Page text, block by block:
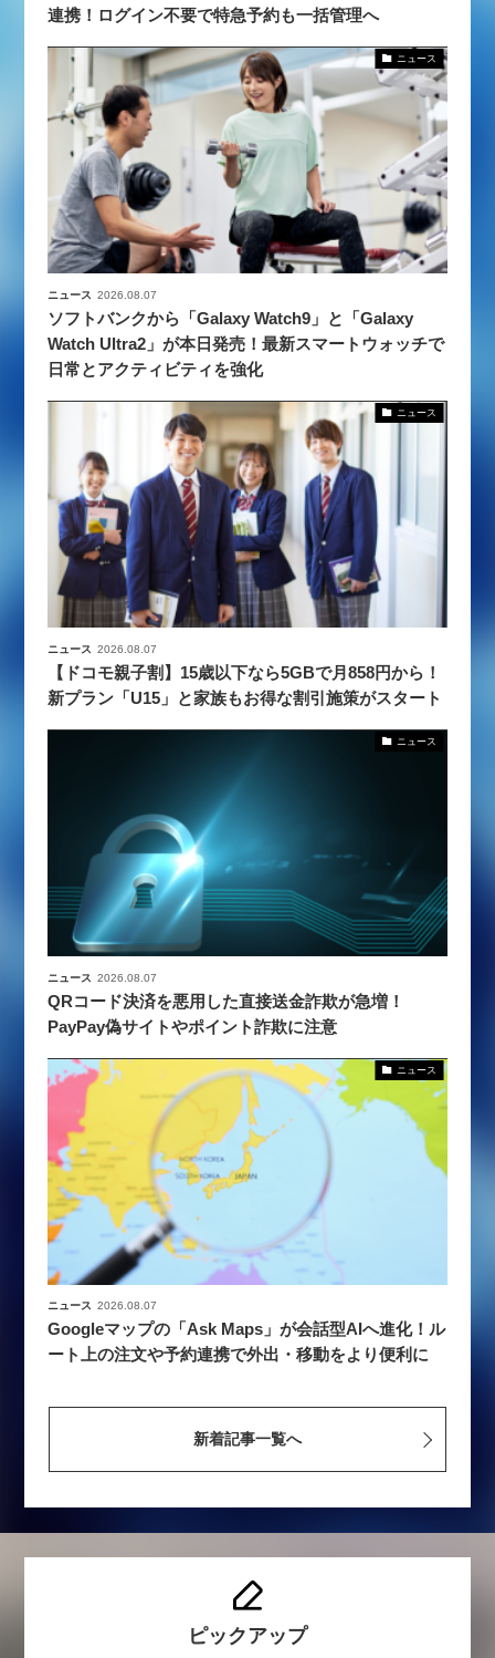
連携！ログイン不要で特急予約も一括管理へ
ニュース
ニュース 2026.08.07
ソフトバンクから「Galaxy Watch9」と「Galaxy
Watch Ultra2」が本日発売！最新スマートウォッチで
日常とアクティビティを強化
ニュース
ニュース 2026.08.07
【ドコモ親子割】15歳以下なら5GBで月858円から！
新プラン「U15」と家族もお得な割引施策がスタート
ニュース
ニュース 2026.08.07
QRコード決済を悪用した直接送金詐欺が急増！
PayPay偽サイトやポイント詐欺に注意
ニュース
ニュース 2026.08.07
Googleマップの「Ask Maps」が会話型AIへ進化！ル
ート上の注文や予約連携で外出・移動をより便利に
新着記事一覧へ
ピックアップ